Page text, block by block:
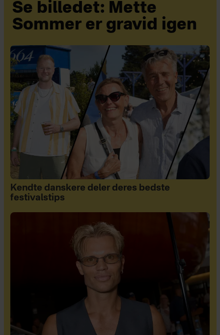
Se billedet: Mette
Sommer er gravid igen
Kendte danskere deler deres bedste
festivalstips